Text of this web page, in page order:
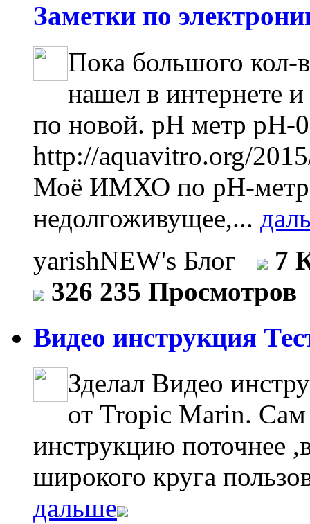
Заметки по
Пока большого кол-
нашел в интернете
по новой. pH метр pH-
http://aquavitro.org/
Моё ИМХО по рН-
недолгоживущее,...
yarishNEW's Блог
7
326 235 Просмотров
Видео инструкция
Зделал Видео
от Tropic Marin. Сам
инструкцию поточнее
широкого круга
дальше